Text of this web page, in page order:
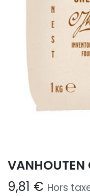
9,81 € Hors